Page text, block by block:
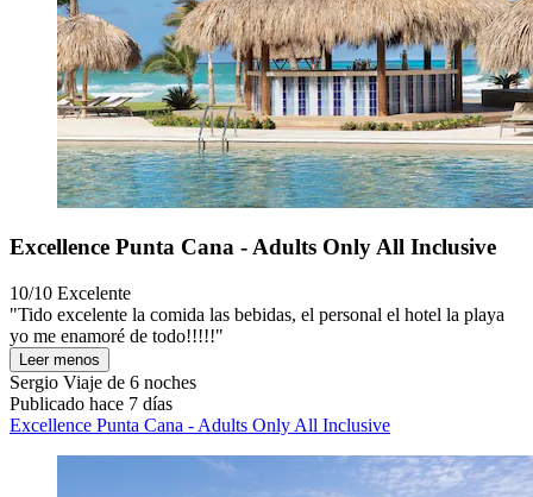
Excellence Punta Cana - Adults Only All Inclusive
10/10 Excelente
"Tido excelente la comida las bebidas, el personal el hotel la playa
yo me enamoré de todo!!!!!"
Leer menos
Sergio Viaje de 6 noches
Publicado hace 7 días
Excellence Punta Cana - Adults Only All Inclusive